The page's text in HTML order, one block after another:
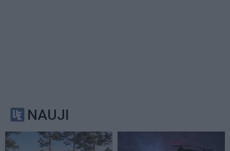
NAUJI